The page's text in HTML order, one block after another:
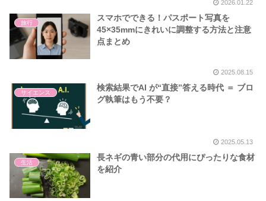
2026.01.22
旅行
スマホでできる！パスポート写真を
45×35mmにきれいに調整する方法と注意
点まとめ
2025.08.15
サイエンス
検索結果でAI が“直接”答える時代 ＝ ブロ
グ執筆はもう不要？
2025.05.13
生活
長ネギの青い部分の代用にぴったりな食材
を紹介